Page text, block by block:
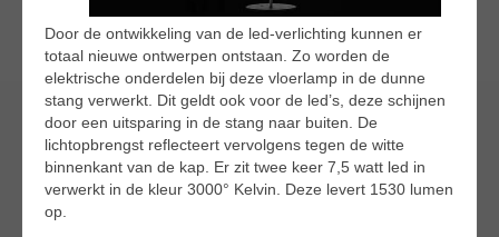
Door de ontwikkeling van de led-verlichting kunnen er
totaal nieuwe ontwerpen ontstaan. Zo worden de
elektrische onderdelen bij deze vloerlamp in de dunne
stang verwerkt. Dit geldt ook voor de led’s, deze schijnen
door een uitsparing in de stang naar buiten. De
lichtopbrengst reflecteert vervolgens tegen de witte
binnenkant van de kap. Er zit twee keer 7,5 watt led in
verwerkt in de kleur 3000° Kelvin. Deze levert 1530 lumen
op.